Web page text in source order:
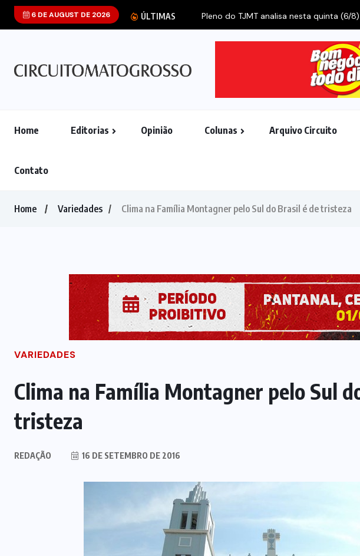
6 DE AUGUST DE 2026 ÚLTIMAS Pleno do TJMT analisa nesta quinta (6/
Home Editorias Opinião Colunas Arquivo Circuito
Contato
Home Variedades Clima na Família Montagner pelo Sul do Brasil é de tristeza
VARIEDADES
Clima na Família Montagner pelo Sul
tristeza
REDAÇÃO 16 DE SETEMBRO DE 2016